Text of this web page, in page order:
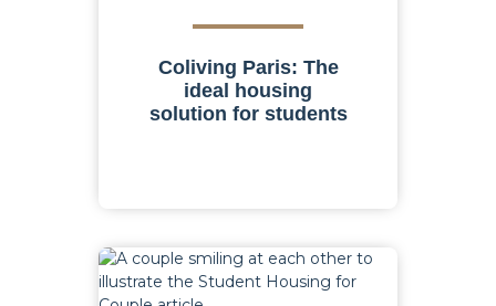
Coliving Paris: The
ideal housing
solution for students